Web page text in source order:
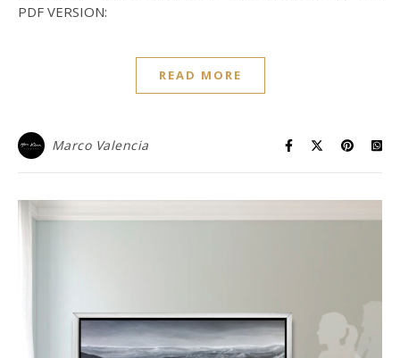
PDF VERSION:
READ MORE
Marco Valencia